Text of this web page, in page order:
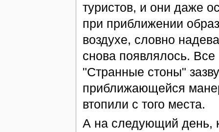
туристов, и они даже
при приближении
воздухе, словно
снова появлялось. Все
"Странные стоны"
приближающейся
втопили с того места.
А на следующий день,